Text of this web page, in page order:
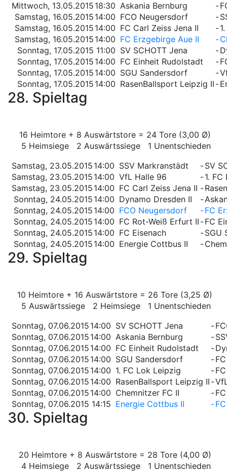
Mittwoch, 13.05.2015 18:30 Askania Bernburg -
Samstag, 16.05.2015 14:00 FCO Neugersdorf -
Samstag, 16.05.2015 14:00 FC Carl Zeiss Jena II -
Samstag, 16.05.2015 14:00 FC Erzgebirge Aue II -
Sonntag, 17.05.2015 11:00 SV SCHOTT Jena -
Sonntag, 17.05.2015 14:00 FC Einheit Rudolstadt -
Sonntag, 17.05.2015 14:00 SGU Sandersdorf -
Sonntag, 17.05.2015 14:00 RasenBallsport Leipzig II -
28. Spieltag
16 Heimtore + 8 Auswärtstore = 24 Tore (3,00 Ø)
5 Heimsiege 2 Auswärtssiege 1 Unentschieden
Samstag, 23.05.2015 14:00 SSV Markranstädt -SV
Samstag, 23.05.2015 14:00 VfL Halle 96 -1.
Samstag, 23.05.2015 14:00 FC Carl Zeiss Jena II -
Sonntag, 24.05.2015 14:00 Dynamo Dresden II -
Sonntag, 24.05.2015 14:00 FCO Neugersdorf -FC
Sonntag, 24.05.2015 14:00 FC Rot-Weiß Erfurt II -FC
Sonntag, 24.05.2015 14:00 FC Eisenach -SGU
Sonntag, 24.05.2015 14:00 Energie Cottbus II -
29. Spieltag
10 Heimtore + 16 Auswärtstore = 26 Tore (3,25 Ø)
5 Auswärtssiege 2 Heimsiege 1 Unentschieden
Sonntag, 07.06.2015 14:00 SV SCHOTT Jena -
Sonntag, 07.06.2015 14:00 Askania Bernburg -
Sonntag, 07.06.2015 14:00 FC Einheit Rudolstadt -
Sonntag, 07.06.2015 14:00 SGU Sandersdorf -
Sonntag, 07.06.2015 14:00 1. FC Lok Leipzig -
Sonntag, 07.06.2015 14:00 RasenBallsport Leipzig II -
Sonntag, 07.06.2015 14:00 Chemnitzer FC II -
Sonntag, 07.06.2015 14:15 Energie Cottbus II -
30. Spieltag
20 Heimtore + 8 Auswärtstore = 28 Tore (4,00 Ø)
4 Heimsiege 2 Auswärtssiege 1 Unentschieden